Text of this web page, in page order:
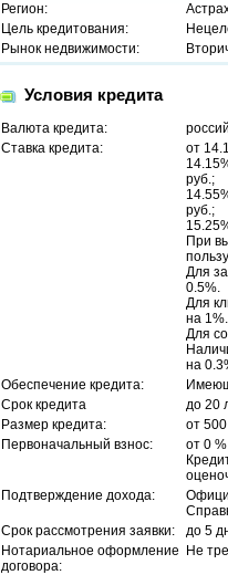
Регион:
Цель кредитования:
Рынок недвижимости:
Условия кредита
Валюта кредита:
Ставка кредита:
от
руб.;
руб.;
При
Для
0.5%.
Для
на 1%.
Для
на
Обеспечение кредита:
Срок кредита
до 20
Размер кредита:
от
Первоначальный взнос:
от 0 %
Подтверждение дохода:
Срок рассмотрения заявки:
до 5
Нотариальное оформление
договора:
Не